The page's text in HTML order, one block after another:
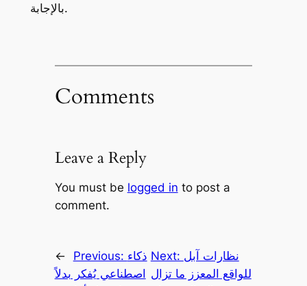
بالإجابة.
Comments
Leave a Reply
You must be logged in to post a
comment.
← Previous: ذكاء
اصطناعي يُفكر بدلاً
Next: نظارات آبل
للواقع المعزز ما تزال